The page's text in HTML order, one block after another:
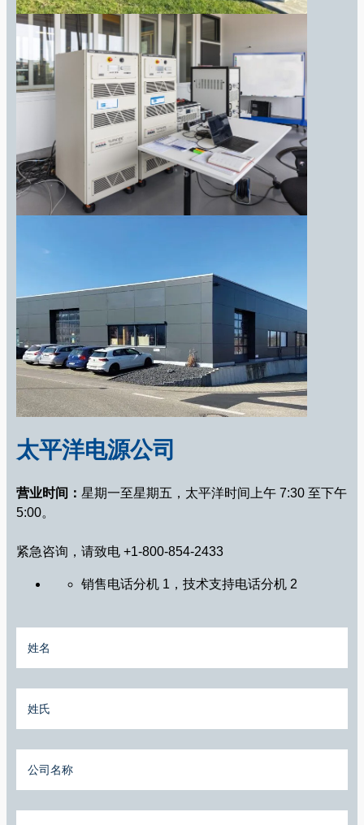
太平洋电源公司
营业时间： 星期一至星期五，太平洋时间上午 7:30 至下午
5:00。
紧急咨询，请致电 +1-800-854-2433
销售电话分机 1，技术支持电话分机 2